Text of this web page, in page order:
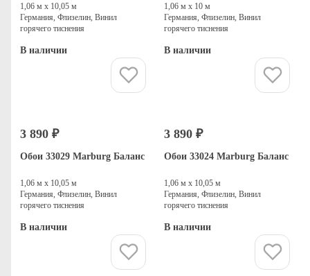
1,06 м х 10,05 м
Германия, Флизелин, Винил
горячего тиснения
В наличии
1,06 м х 10 м
Германия, Флизелин, Винил
горячего тиснения
В наличии
3 890 ₽
Обои 33029 Marburg Баланс
1,06 м х 10,05 м
Германия, Флизелин, Винил
горячего тиснения
В наличии
3 890 ₽
Обои 33024 Marburg Баланс
1,06 м х 10,05 м
Германия, Флизелин, Винил
горячего тиснения
В наличии